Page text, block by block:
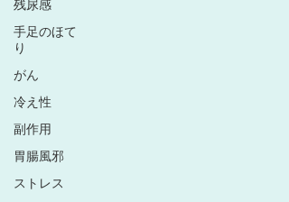
残尿感
手足のほて
り
がん
冷え性
副作用
胃腸風邪
ストレス